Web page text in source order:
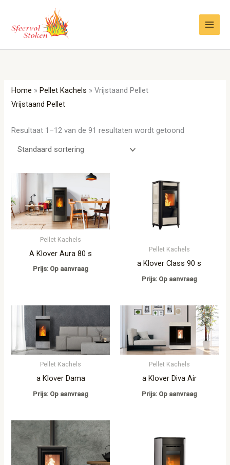
inhoud
Home » Pellet Kachels »Vrijstaand Pellet
Vrijstaand Pellet
Resultaat 1–12 van de 91 resultaten wordt getoond
Pellet Kachels
A Klover Aura 80 s
Prijs: Op aanvraag
Pellet Kachels
a Klover Class 90 s
Prijs: Op aanvraag
Pellet Kachels
a Klover Dama
Prijs: Op aanvraag
Pellet Kachels
a Klover Diva Air
Prijs: Op aanvraag